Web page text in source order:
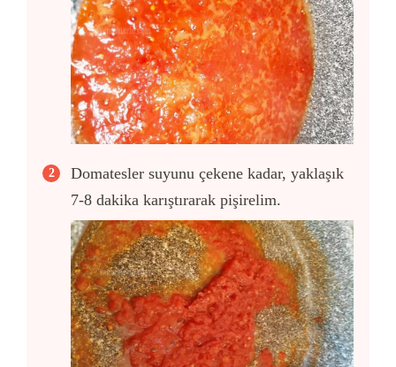
Domatesler suyunu çekene kadar, yaklaşık
7-8 dakika karıştırarak pişirelim.